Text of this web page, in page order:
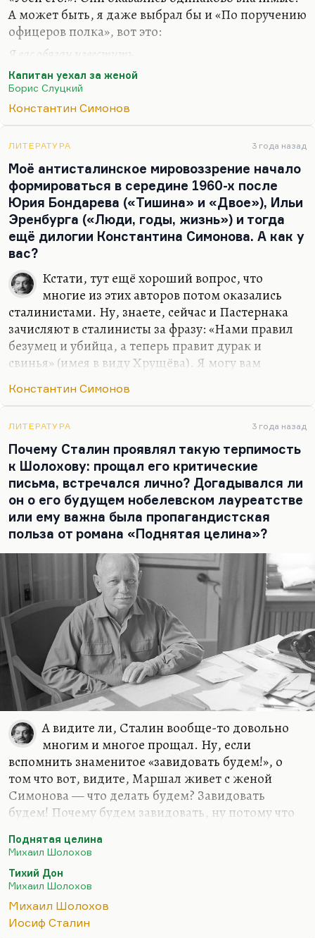
А может быть, я даже выбрал бы и «По поручению
офицеров полка», вот это:
Я вас обязан известить,
Что не дошло до адресата
Письмо, что в ящик опустить
Не постыдились вы когда-то.
неплохое. Нет, из военного Симонова я многое
бы назвал. И
перевернутый»… Все-таки я знаете что назову? А я
назвал бы «Ты говорила мне «люблю». Вот это я
назвал бы:
Ты говорила мне «люблю»,
Но это по ночам, сквозь зубы.
А утром горькое «терплю»
Едва…
Капитан уехал за женой
Борис Слуцкий
Константин Симонов
ЛИТЕРАТУРА 3 года назад
Моё антисталинское мировоззрение начало
формироваться в середине 1960-х после
Юрия Бондарева («Тишина» и «Двое»), Ильи
Эренбурга («Люди, годы, жизнь») и тогда
ещё дилогии Константина Симонова. А как у
вас?
Кстати, тут ещё хороший вопрос, что
многие из этих авторов потом оказались
сталинистами. Ну, знаете, сейчас и Пастернака
зачисляют в сталинисты за фразу: «Нами правил
безумец и убийца, а теперь правит дурак и
свинья» (имея в виду Хрущёва). Я могу вам
что вы сами его понимаете лучше меня.
В чём проблема? Эти люди соотносили себя со
Сталиным и видели себя как бы вторым полюсом.
По-пастернаковски говоря: «Он верит в знанье
друг о друге предельно крайних двух начал». Они
были предельно крайними началами. Быть
противником Сталина лестно, потому что перед
нами явление масштабное, враг довольно
опасный — хотя бы по масштабам власти, если не
по масштабам…
Константин Симонов
ЛИТЕРАТУРА 3 года назад
Почему Сталин проявлял такую терпимость
к Шолохову: прощал его критические
письма, встречался лично? Догадывался ли
он о его будущем нобелевском лауреатстве
или ему важна была пропагандистская
польза от романа «Поднятая целина»?
А видите ли, Сталин вообще-то довольно
многим и многое прощал. Ну, если
вспомнить знаменитое «завидовать будем!», о
том что вот, видите, Маршал живет с женой
Симонова — что делать будем? Завидовать
будем! Почему будем завидовать, ну потому что
нужнее писателя Симонова и уж тем более его
«Легенда», то у Сталина, ну, как и у его учителя
сантименты их не волновали. Наверное, для
Сталина были какие-то принципиальные вещи,
Поднятая целина
Михаил Шолохов
Тихий Дон
Михаил Шолохов
Михаил Шолохов
Иосиф Сталин